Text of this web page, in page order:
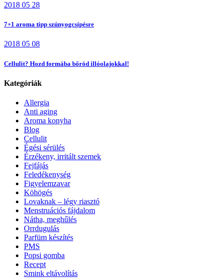
2018 05 28
7+1 aroma tipp szúnyogcsípésre
2018 05 08
Cellulit? Hozd formába bőröd illóolajokkal!
Kategóriák
Allergia
Anti aging
Aroma konyha
Blog
Cellulit
Égési sérülés
Érzékeny, irritált szemek
Fejfájás
Feledékenység
Figyelemzavar
Köhögés
Lovaknak – légy riasztó
Menstruációs fájdalom
Nátha, meghűlés
Orrdugulás
Parfüm készítés
PMS
Popsi gomba
Recept
Smink eltávolítás